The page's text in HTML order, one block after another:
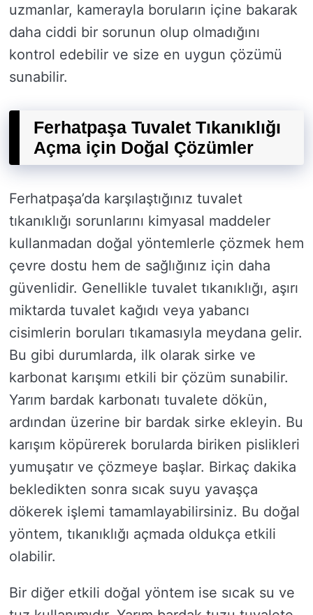
uzmanlar, kamerayla boruların içine bakarak
daha ciddi bir sorunun olup olmadığını
kontrol edebilir ve size en uygun çözümü
sunabilir.
Ferhatpaşa Tuvalet Tıkanıklığı
Açma için Doğal Çözümler
Ferhatpaşa’da karşılaştığınız tuvalet
tıkanıklığı sorunlarını kimyasal maddeler
kullanmadan doğal yöntemlerle çözmek hem
çevre dostu hem de sağlığınız için daha
güvenlidir. Genellikle tuvalet tıkanıklığı, aşırı
miktarda tuvalet kağıdı veya yabancı
cisimlerin boruları tıkamasıyla meydana gelir.
Bu gibi durumlarda, ilk olarak sirke ve
karbonat karışımı etkili bir çözüm sunabilir.
Yarım bardak karbonatı tuvalete dökün,
ardından üzerine bir bardak sirke ekleyin. Bu
karışım köpürerek borularda biriken pislikleri
yumuşatır ve çözmeye başlar. Birkaç dakika
bekledikten sonra sıcak suyu yavaşça
dökerek işlemi tamamlayabilirsiniz. Bu doğal
yöntem, tıkanıklığı açmada oldukça etkili
olabilir.
Bir diğer etkili doğal yöntem ise sıcak su ve